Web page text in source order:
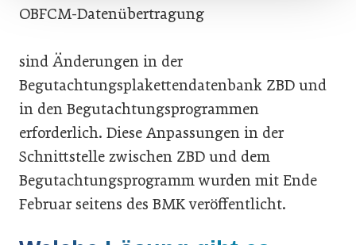
OBFCM-Datenübertragung
sind Änderungen in der
Begutachtungsplakettendatenbank ZBD und
in den Begutachtungsprogrammen
erforderlich. Diese Anpassungen in der
Schnittstelle zwischen ZBD und dem
Begutachtungsprogramm wurden mit Ende
Februar seitens des BMK veröffentlicht.